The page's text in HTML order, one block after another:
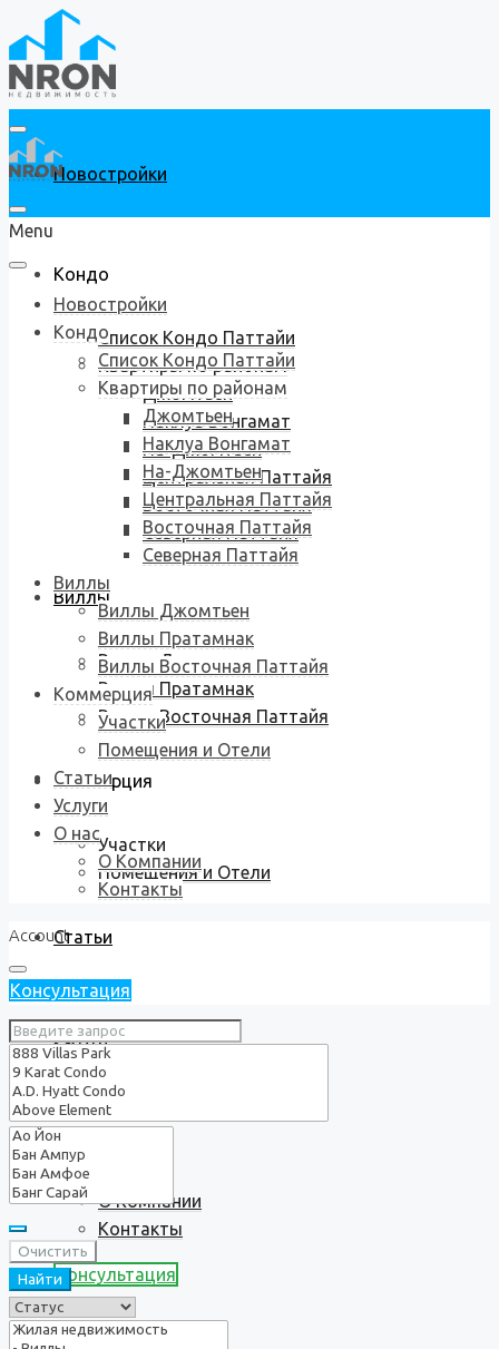
Новостройки
Кондо
Список Кондо Паттайи
Квартиры по районам
Джомтьен
Наклуа Вонгамат
На-Джомтьен
Центральная Паттайя
Восточная Паттайя
Северная Паттайя
Виллы
Виллы Джомтьен
Виллы Пратамнак
Виллы Восточная Паттайя
Коммерция
Участки
Помещения и Отели
Статьи
Услуги
О нас
О Компании
Контакты
Консультация
Menu
Новостройки
Кондо
Список Кондо Паттайи
Квартиры по районам
Джомтьен
Наклуа Вонгамат
На-Джомтьен
Центральная Паттайя
Восточная Паттайя
Северная Паттайя
Виллы
Виллы Джомтьен
Виллы Пратамнак
Виллы Восточная Паттайя
Коммерция
Участки
Помещения и Отели
Статьи
Услуги
О нас
О Компании
Контакты
Account
Консультация
Очистить
Найти